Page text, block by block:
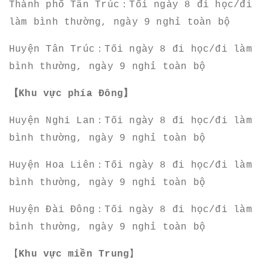
Thành phố Tân Trúc：Tối ngày 8 đi học/đi
làm bình thường, ngày 9 nghỉ toàn bộ
Huyện Tân Trúc：Tối ngày 8 đi học/đi làm
bình thường, ngày 9 nghỉ toàn bộ
【Khu vực phía Đông】
Huyện Nghi Lan：Tối ngày 8 đi học/đi làm
bình thường, ngày 9 nghỉ toàn bộ
Huyện Hoa Liên：Tối ngày 8 đi học/đi làm
bình thường, ngày 9 nghỉ toàn bộ
Huyện Đài Đông：Tối ngày 8 đi học/đi làm
bình thường, ngày 9 nghỉ toàn bộ
【Khu vực miền Trung】